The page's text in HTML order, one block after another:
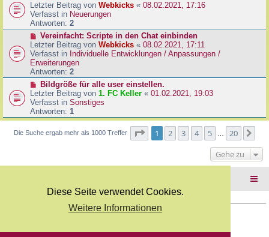
Diese Seite verwendet Cookies.
Weitere Informationen
r
a
g
B
e
i
r
a
g
e
u
e
r
B
e
i
t
r
a
g
Letzter Beitrag von Webkicks « 08.02.2021, 17:16
Verfasst in Neuerungen
Antworten: 2
N
e
u
e
r
B
e
i
t
r
g
Vereinfacht: Scripte in den Chat einbinden
Letzter Beitrag von Webkicks « 08.02.2021, 17:11
Verfasst in Individuelle Entwicklungen / Anpassungen /
Erweiterungen
Antworten: 2
N
e
u
e
r
B
e
r
Bildgröße für alle user einstellen.
Letzter Beitrag von 1. FC Keller « 01.02.2021, 19:03
Verfasst in Sonstiges
Antworten: 1
Die Suche ergab mehr als 1000 Treffer Seite von
1 2 3 4 5 20
Gehe zu
Deutsche Übersetzung durchphpBB.de